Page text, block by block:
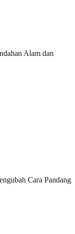
Alam dan
Cara Pandang